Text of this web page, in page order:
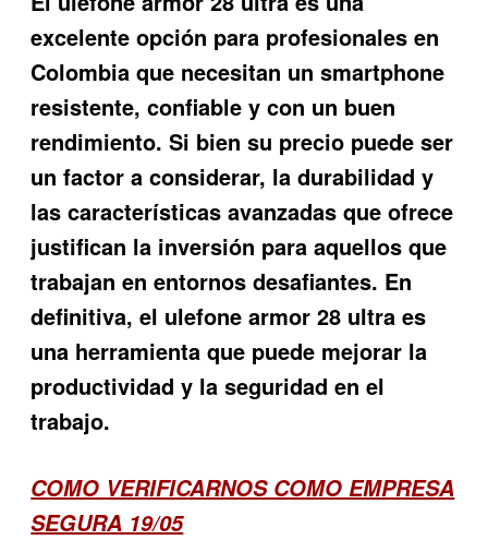
excelente opción para profesionales en
Colombia que necesitan un smartphone
resistente, confiable y con un buen
rendimiento. Si bien su precio puede ser
un factor a considerar, la durabilidad y
las características avanzadas que ofrece
justifican la inversión para aquellos que
trabajan en entornos desafiantes. En
definitiva, el ulefone armor 28 ultra es
una herramienta que puede mejorar la
productividad y la seguridad en el
trabajo.
COMO VERIFICARNOS COMO EMPRESA
SEGURA 19/05